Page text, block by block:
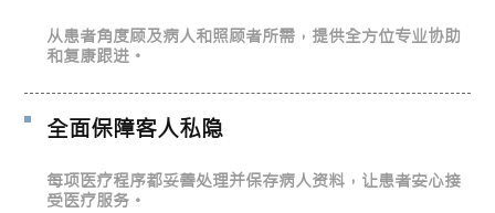
从患者角度顾及病人和照顾者所需，提供全方位专业协助
和复康跟进。
全面保障客人私隐
每项医疗程序都妥善处理并保存病人资料，让患者安心接
受医疗服务。